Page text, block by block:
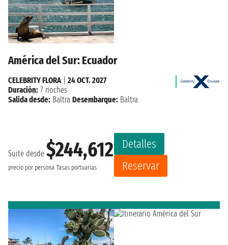
América del Sur: Ecuador
Suite desde $244,612
precio por persona Tasas portuarias
Detalles
Reservar
CELEBRITY FLORA
24 OCT. 2027
Duración: 7 noches
Salida desde: Baltra Desembarque: Baltra